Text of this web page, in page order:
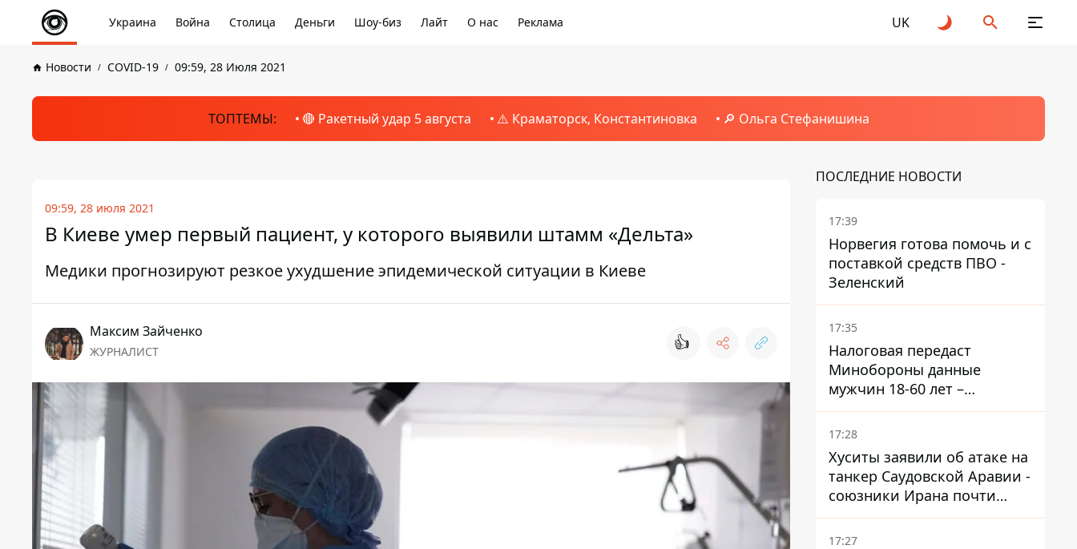
Украина Война Столица Деньги Шоу-биз Лайт О нас Реклама UK
Новости COVID-19 09:59, 28 Июля 2021
ТОПТЕМЫ: 🔴 Ракетный удар 5 августа ⚠️ Краматорск, Константиновка 🔎 Ольга Стефанишина
09:59, 28 июля 2021
В Киеве умер первый пациент, у которого выявили штамм «Дельта»
Медики прогнозируют резкое ухудшение эпидемической ситуации в Киеве
Максим Зайченко
ЖУРНАЛИСТ 👍
ПОСЛЕДНИЕ НОВОСТИ
17:39
Норвегия готова помочь и с
поставкой средств ПВО -
Зеленский
17:35
Налоговая передаст
Минобороны данные
мужчин 18-60 лет –
постановление Кабмина
17:28
Хуситы заявили об атаке на
танкер Саудовской Аравии -
союзники Ирана почти
закрыли Баб-эль-
Мандебский пролив
17:27